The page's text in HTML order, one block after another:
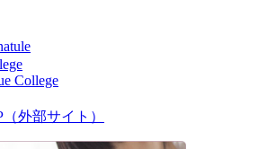
College
外部サイト）